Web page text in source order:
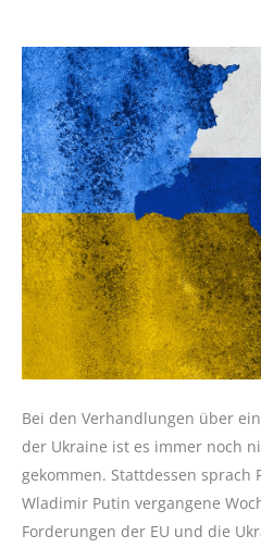
Bei den Verhandlungen über
der Ukraine ist es immer noch
gekommen. Stattdessen sprach
Wladimir Putin vergangene
Forderungen der EU und die